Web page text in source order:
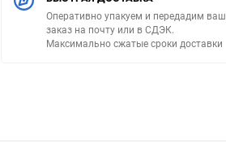
Оперативно упакуем и передадим ваш
заказ на почту или в СДЭК.
Максимально сжатые сроки доставки